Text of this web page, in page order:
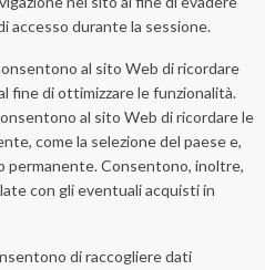
accesso durante la sessione.
al sito Web di ricordare
fine di ottimizzare le funzionalità.
al sito Web di ricordare le
come la selezione del paese e,
permanente. Consentono, inoltre,
con gli eventuali acquisti in
di raccogliere dati